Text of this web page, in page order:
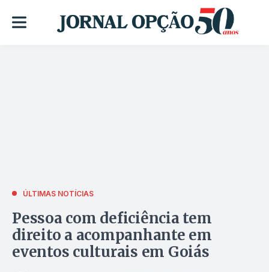
ÚLTIMAS NOTÍCIAS
Pessoa com deficiência tem
direito a acompanhante em
eventos culturais em Goiás